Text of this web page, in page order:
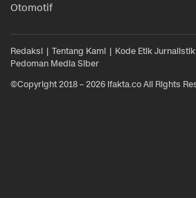
Otomotif
Redaksi Tentang Kami Kode Etik Jurnalistik
Pedoman Media Siber
©Copyright 2018 – 2026 ifakta.co All Rights